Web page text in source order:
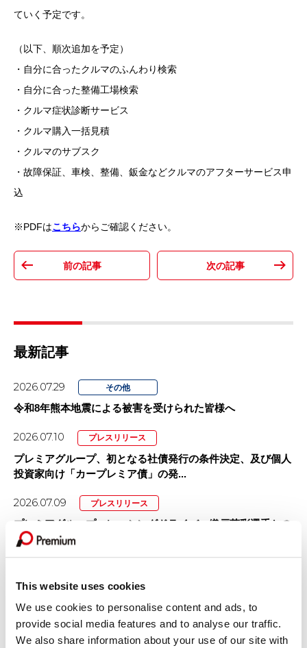
This website uses cookies
We use cookies to personalise content and ads, to
provide social media features and to analyse our traffic.
We also share information about your use of our site with
ていく予定です。
（以下、順次追加を予定）
・自分に合ったクルマのふんわり検索
・自分に合った整備工場検索
・クルマ症状診断サービス
・クルマ購入一括見積
・クルマのサブスク
・故障保証、車検、整備、鈑金などクルマのアフターサービス申
込
※PDFはこちらからご確認ください。
最新記事
2026.07.29 その他
令和8年熊本地震による被害を受けられた皆様へ
2026.07.10 プレスリリース
プレミアグループ、初となる社債発行の条件決定、及び個人
投資家向け「カープレミア債」の発...
2026.07.09 プレスリリース
プレミアグループ、レーシングドライバー織戸茉彩選手との
スポンサー契約を更新
「カープレミア故障保証」を大幅リニューアル！
2026.07.01 プレスリリース
プレミアグループ、主要子会社を「プレミア株式会社」へ完